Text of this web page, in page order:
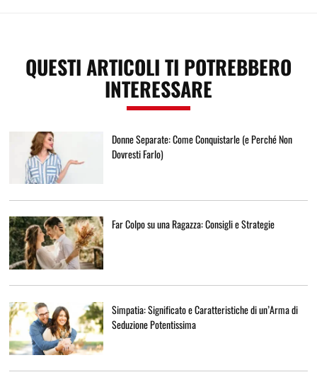
QUESTI ARTICOLI TI POTREBBERO
INTERESSARE
Donne Separate: Come Conquistarle (e Perché Non
Dovresti Farlo)
Far Colpo su una Ragazza: Consigli e Strategie
Simpatia: Significato e Caratteristiche di un’Arma di
Seduzione Potentissima